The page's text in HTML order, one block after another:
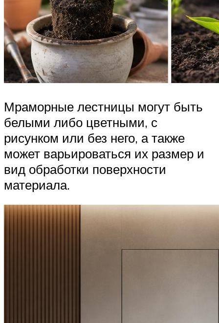
Мраморные лестницы могут быть
белыми либо цветными, с
рисунком или без него, а также
может варьироваться их размер и
вид обработки поверхности
материала.